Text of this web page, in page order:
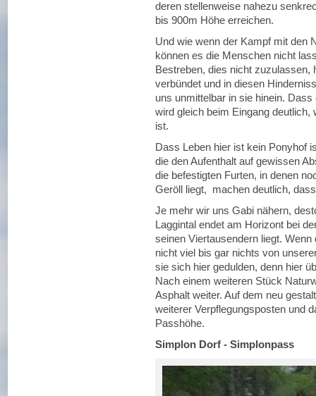
deren stellenweise nahezu
bis 900m Höhe erreichen.
Und wie wenn der Kampf mit den
können es die Menschen nicht
Bestreben, dies nicht zuzulassen,
verbündet und in diesen
uns unmittelbar in sie hinein.
wird gleich beim Eingang
ist.
Dass Leben hier ist kein Ponyhof
die den Aufenthalt auf gewissen
die befestigten Furten, in denen
Geröll liegt, machen deutlich,
Je mehr wir uns Gabi nähern,
Laggintal endet am Horizont bei
seinen Viertausendern liegt.
nicht viel bis gar nichts von
sie sich hier gedulden, denn hier
Nach einem weiteren Stück
Asphalt weiter. Auf dem neu
weiterer Verpflegungsposten und
Passhöhe.
Simplon Dorf - Simplonpass